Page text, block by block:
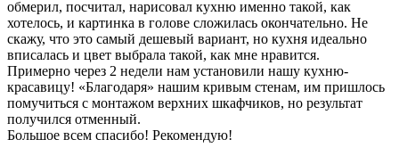
обмерил, посчитал, нарисовал кухню именно такой, как
хотелось, и картинка в голове сложилась окончательно. Не
скажу, что это самый дешевый вариант, но кухня идеально
вписалась и цвет выбрала такой, как мне нравится.
Примерно через 2 недели нам установили нашу кухню-
красавицу! «Благодаря» нашим кривым стенам, им пришлось
помучиться с монтажом верхних шкафчиков, но результат
получился отменный.
Большое всем спасибо! Рекомендую!